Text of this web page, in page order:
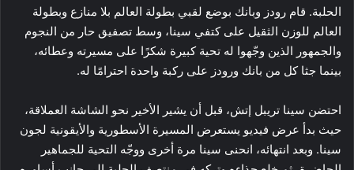
الحلبة. قام رودز وبانك بوضع لقبي بطولة العالم بلا منازع وبطولة
العالم للوزن الثقيل على كتفي سينا، وسط تصفيق حار من النجوم
والجمهور الذين وجّهوا له تحية كبيرة شكرًا على مسيرته وعطائه،
بينما جثا كل من بانك ورودز على ركبة واحدة احترامًا له.
احتضن سينا تريبل إتش، قبل أن يشير الأخير نحو الشاشة العملاقة،
حيث بدأ عرض فيديو يستعرض المسيرة الأسطورية والأيقونية لجون
سينا. وبعد انتهائه، انحنى سينا مرة أخرى ووجّه التحية للجماهير